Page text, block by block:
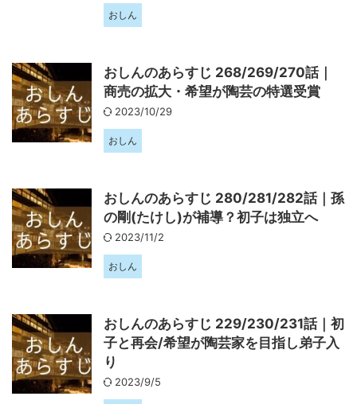
おしん
おしんのあらすじ 268/269/270話｜
商売の拡大・希望が陶芸の特選受賞
2023/10/29
おしん
おしんのあらすじ 280/281/282話｜孫
の剛(たけし)が補導？初子は独立へ
2023/11/2
おしん
おしんのあらすじ 229/230/231話｜初
子と再会/希望が陶芸家を目指し弟子入
り
2023/9/5